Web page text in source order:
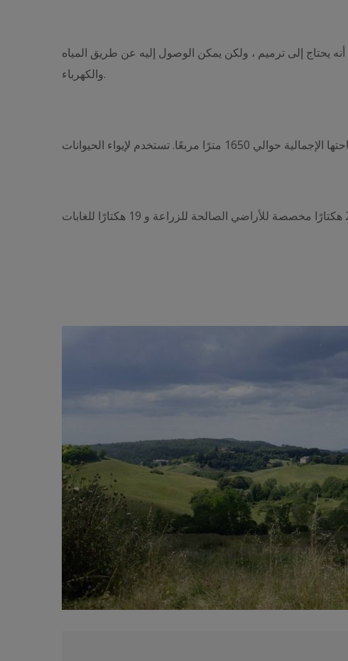
يحتاج إلى ترميم ، ولكن يمكن الوصول إليه عن طريق المياه
والكهرباء.